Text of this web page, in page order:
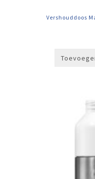
Vershouddoos